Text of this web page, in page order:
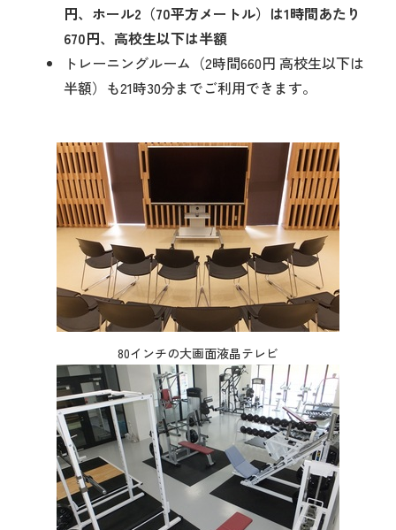
円、ホール2（70平方メートル）は1時間あたり
670円、高校生以下は半額
トレーニングルーム（2時間660円 高校生以下は
半額）も21時30分までご利用できます。
80インチの大画面液晶テレビ